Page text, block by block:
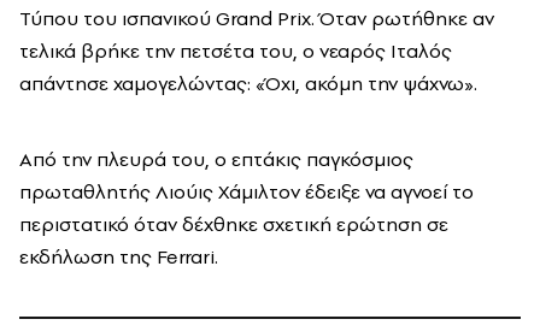
Τύπου του ισπανικού Grand Prix. Όταν ρωτήθηκε αν
τελικά βρήκε την πετσέτα του, ο νεαρός Ιταλός
απάντησε χαμογελώντας: «Όχι, ακόμη την ψάχνω».
Από την πλευρά του, ο επτάκις παγκόσμιος
πρωταθλητής Λιούις Χάμιλτον έδειξε να αγνοεί το
περιστατικό όταν δέχθηκε σχετική ερώτηση σε
εκδήλωση της Ferrari.